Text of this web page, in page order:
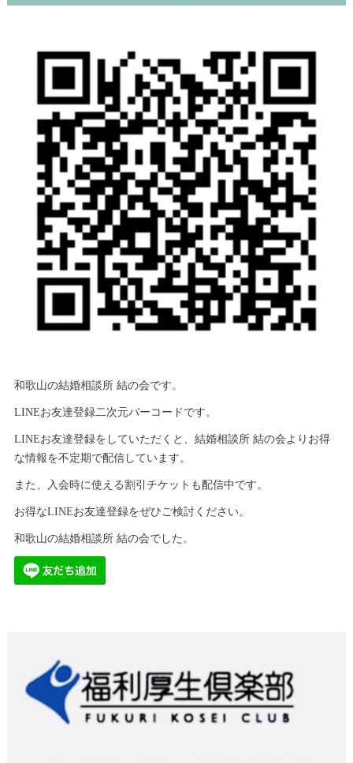
和歌山の結婚相談所 結の会です。
LINEお友達登録二次元バーコードです。
LINEお友達登録をしていただくと、結婚相談所 結の会よりお得
な情報を不定期で配信しています。
また、入会時に使える割引チケットも配信中です。
お得なLINEお友達登録をぜひご検討ください。
和歌山の結婚相談所 結の会でした。